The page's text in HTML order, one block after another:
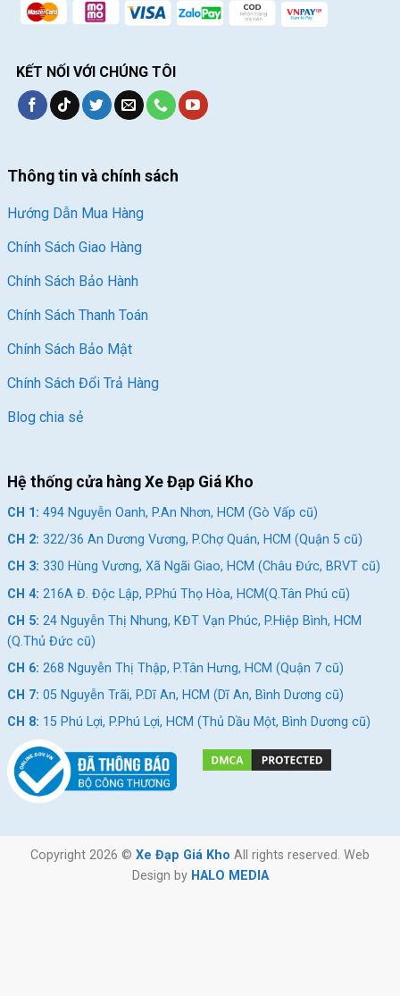
KẾT NỐI VỚI CHÚNG TÔI
Thông tin và chính sách
Hướng Dẫn Mua Hàng
Chính Sách Giao Hàng
Chính Sách Bảo Hành
Chính Sách Thanh Toán
Chính Sách Bảo Mật
Chính Sách Đổi Trả Hàng
Blog chia sẻ
Hệ thống cửa hàng Xe Đạp Giá Kho
CH 1: 494 Nguyễn Oanh, P.An Nhơn, HCM (Gò Vấp cũ)
CH 2: 322/36 An Dương Vương, P.Chợ Quán, HCM (Quận 5 cũ)
CH 3: 330 Hùng Vương, Xã Ngãi Giao, HCM (Châu Đức, BRVT cũ)
CH 4: 216A Đ. Độc Lập, P.Phú Thọ Hòa, HCM(Q.Tân Phú cũ)
CH 5: 24 Nguyễn Thị Nhung, KĐT Vạn Phúc, P.Hiệp Bình, HCM
(Q.Thủ Đức cũ)
CH 6: 268 Nguyễn Thị Thập, P.Tân Hưng, HCM (Quận 7 cũ)
CH 7: 05 Nguyễn Trãi, P.Dĩ An, HCM (Dĩ An, Bình Dương cũ)
CH 8: 15 Phú Lợi, P.Phú Lợi, HCM (Thủ Dầu Một, Bình Dương cũ)
Copyright 2026 © Xe Đạp Giá Kho All rights reserved. Web
Design by HALO MEDIA